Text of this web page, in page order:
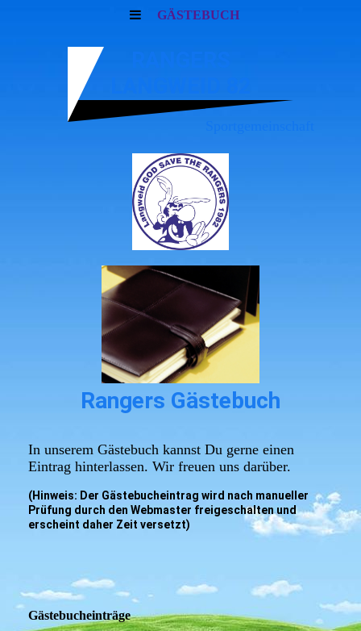
GÄSTEBUCH
Sportgemeinschaft
Rangers Gästebuch
In unserem Gästebuch kannst Du gerne einen
Eintrag hinterlassen. Wir freuen uns darüber.
(Hinweis: Der Gästebucheintrag wird nach manueller
Prüfung durch den Webmaster freigeschalten und
erscheint daher Zeit versetzt)
Gästebucheinträge